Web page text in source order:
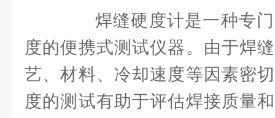
焊缝硬度计是一种专门
度的便携式测试仪器。由于焊
艺、材料、冷却速度等因素密
度的测试有助于评估焊接质量